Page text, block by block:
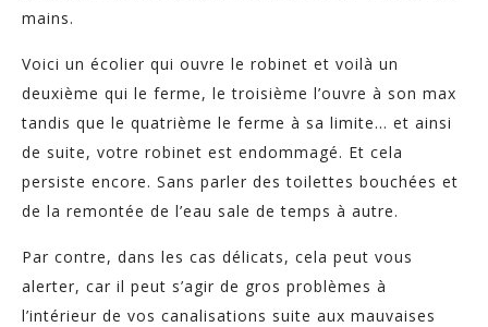
mains.
Voici un écolier qui ouvre le robinet et voilà un
deuxième qui le ferme, le troisième l’ouvre à son max
tandis que le quatrième le ferme à sa limite… et ainsi
de suite, votre robinet est endommagé. Et cela
persiste encore. Sans parler des toilettes bouchées et
de la remontée de l’eau sale de temps à autre.
Par contre, dans les cas délicats, cela peut vous
alerter, car il peut s’agir de gros problèmes à
l’intérieur de vos canalisations suite aux mauvaises